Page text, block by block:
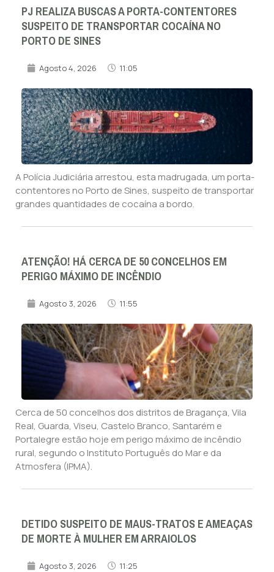
PJ REALIZA BUSCAS A PORTA-CONTENTORES
SUSPEITO DE TRANSPORTAR COCAÍNA NO
PORTO DE SINES
Agosto 4, 2026 11:05
A Polícia Judiciária arrestou, esta madrugada, um porta-
contentores no Porto de Sines, suspeito de transportar
grandes quantidades de cocaína a bordo.
ATENÇÃO! HÁ CERCA DE 50 CONCELHOS EM
PERIGO MÁXIMO DE INCÊNDIO
Agosto 3, 2026 11:55
Cerca de 50 concelhos dos distritos de Bragança, Vila
Real, Guarda, Viseu, Castelo Branco, Santarém e
Portalegre estão hoje em perigo máximo de incêndio
rural, segundo o Instituto Português do Mar e da
Atmosfera (IPMA).
DETIDO SUSPEITO DE MAUS-TRATOS E AMEAÇAS
DE MORTE À MULHER EM ARRAIOLOS
Agosto 3, 2026 11:25